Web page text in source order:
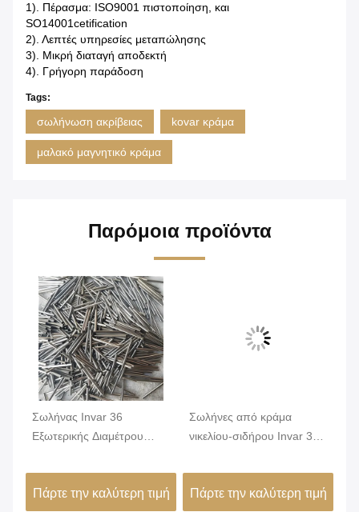
1). Πέρασμα: ISO9001 πιστοποίηση, και
SO14001cetification
2). Λεπτές υπηρεσίες μεταπώλησης
3). Μικρή διαταγή αποδεκτή
4). Γρήγορη παράδοση
Tags:
σωλήνωση ακρίβειας kovar κράμα
μαλακό μαγνητικό κράμα
Παρόμοια προϊόντα
Σωλήνας Invar 36
Εξωτερικής Διαμέτρου
Υψηλή Διαστατική
Σταθερότητα Κράμα
Πάρτε την καλύτερη τιμή
Σωλήνες από κράμα
νικελίου-σιδήρου Invar 36
διάμετρο 0,2 mm και
φωτεινή επιφάνεια για
Πάρτε την καλύτερη τιμή